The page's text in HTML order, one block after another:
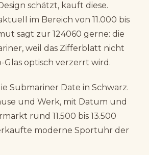
schätzt, kauft diese.
im Bereich von 11.000 bis
sagt zur 124060 gerne: die
weil das Zifferblatt nicht
Glas optisch verzerrt wird.
Submariner Date in Schwarz.
und Werk, mit Datum und
rund 11.500 bis 13.500
moderne Sportuhr der